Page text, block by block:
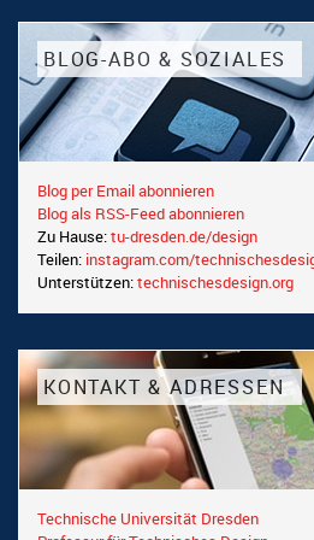
BLOG-ABO & SOZIALES
Blog per Email abonnieren
Blog als RSS-Feed abonnieren
Zu Hause:tu-dresden.de/design
Teilen: instagram.com/
Unterstützen:technischesdesign.org
KONTAKT & ADRESSEN
Technische Universität Dresden